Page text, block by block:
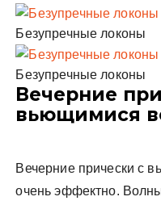
Безупречные локоны
Безупречные локоны
Вечерние
вьющимися
Вечерние прически с
очень эффектно.